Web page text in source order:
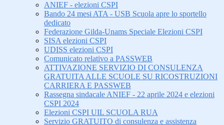
ANIEF - elezioni CSPI
Bando 24 mesi ATA - USB Scuola apre lo sportello
dedicato
Federazione Gilda-Unams Speciale Elezioni CSPI
SISA elezioni CSPI
UDISS elezioni CSPI
Comunicato relativo a PASSWEB
ATTIVAZIONE SERVIZIO DI CONSULENZA
GRATUITA ALLE SCUOLE SU RICOSTRUZIONI
CARRIERA E PASSWEB
Rassegna sindacale ANIEF - 22 aprile 2024 e elezioni
CSPI 2024
Elezioni CSPI UIL SCUOLA RUA
Servizio GRATUITO di consulenza e assistenza